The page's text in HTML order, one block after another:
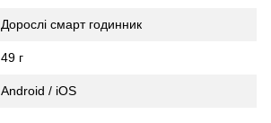
Дорослі смарт годинник
49 г
Android / iOS